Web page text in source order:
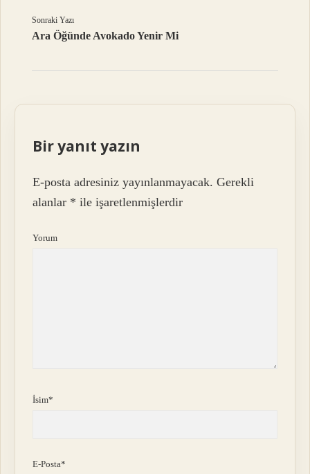
Sonraki Yazı
Ara Öğünde Avokado Yenir Mi
Bir yanıt yazın
E-posta adresiniz yayınlanmayacak. Gerekli
alanlar * ile işaretlenmişlerdir
Yorum
İsim*
E-Posta*